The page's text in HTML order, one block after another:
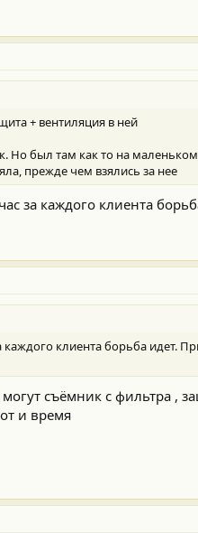
+ вентиляция в ней
Но был там как то на
прежде чем взялись за нее
за каждого клиента
каждого клиента борьба идет.
съёмник с фильтра ,
и время